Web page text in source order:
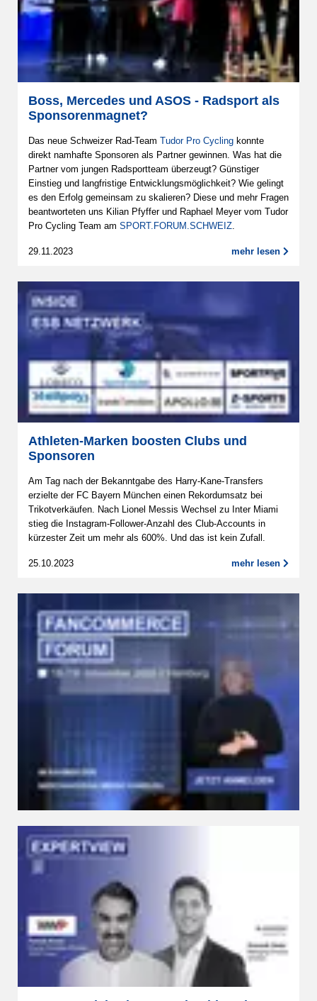
Boss, Mercedes und ASOS - Radsport als
Sponsorenmagnet?
Das neue Schweizer Rad-Team Tudor Pro Cycling konnte
direkt namhafte Sponsoren als Partner gewinnen. Was hat die
Partner vom jungen Radsportteam überzeugt? Günstiger
Einstieg und langfristige Entwicklungsmöglichkeit? Wie gelingt
es den Erfolg gemeinsam zu skalieren? Diese und mehr Fragen
beantworteten uns Kilian Pfyffer und Raphael Meyer vom Tudor
Pro Cycling Team am SPORT.FORUM.SCHWEIZ.
29.11.2023 mehr lesen
Athleten-Marken boosten Clubs und
Sponsoren
Am Tag nach der Bekanntgabe des Harry-Kane-Transfers
erzielte der FC Bayern München einen Rekordumsatz bei
Trikotverkäufen. Nach Lionel Messis Wechsel zu Inter Miami
stieg die Instagram-Follower-Anzahl des Club-Accounts in
kürzester Zeit um mehr als 600%. Und das ist kein Zufall.
25.10.2023 mehr lesen